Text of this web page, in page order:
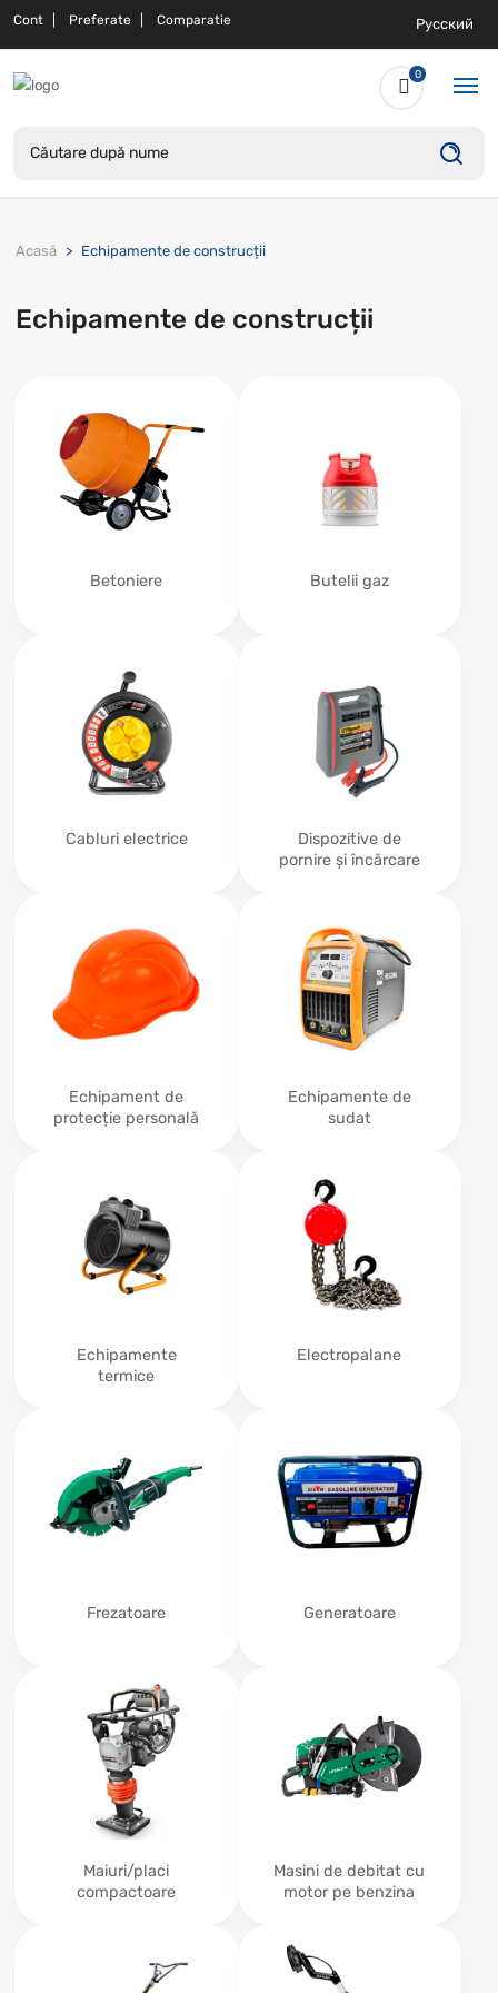
Cont Preferate Comparatie Русский
0
Acasă Echipamente de construcții
Echipamente de construcții
Betoniere Butelii gaz
Cabluri electrice
Dispozitive de
pornire și încărcare
Echipament de
protecție personală
Echipamente de
sudat
Echipamente
termice
Electropalane
Frezatoare Generatoare
Maiuri/placi
compactoare
Masini de debitat cu
motor pe benzina